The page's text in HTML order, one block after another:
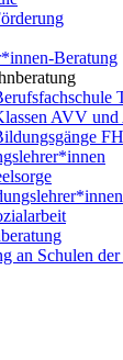
Beratung
AVV
an Schulen